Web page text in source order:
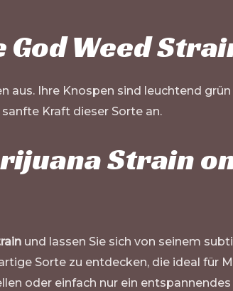
Weed
aus. Ihre Knospen sind leuchtend
Kraft dieser Sorte an.
Strain
und lassen Sie sich von seinem
Sorte zu entdecken, die ideal für
oder einfach nur ein